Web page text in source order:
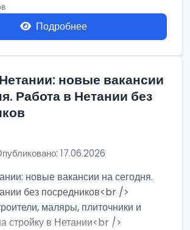
Подробнее
новые вакансии
Работа в Нетании без
17.06.2026
новые вакансии на сегодня.
без посредников<br />
маляры, плиточники и
стройку в Нетании<br />